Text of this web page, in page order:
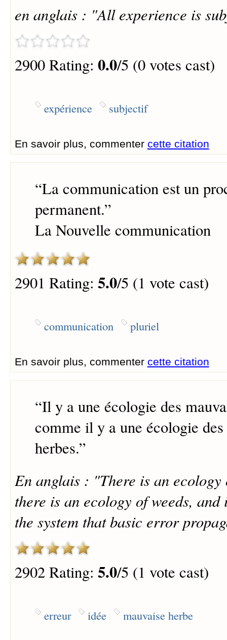
en anglais : "All experience is
2900 Rating: 0.0/5 (0 votes cast)
expérience subjectif
En savoir plus, commenter cette citation
“La communication est un
permanent.”
La Nouvelle communication
2901 Rating: 5.0/5 (1 vote cast)
communication pluriel
En savoir plus, commenter cette citation
“Il y a une écologie des
comme il y a une écologie des
herbes.”
En anglais : "There is an ecology
there is an ecology of weeds,
the system that basic error
2902 Rating: 5.0/5 (1 vote cast)
erreur idée mauvaise herbe